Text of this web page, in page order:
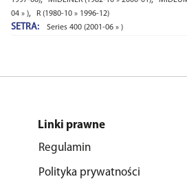
04 » ), R (1980-10 » 1996-12)
SETRA: Series 400 (2001-06 » )
Linki prawne
Regulamin
Polityka prywatności